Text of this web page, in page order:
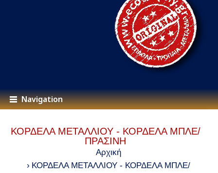
Navigation
ΚΟΡΔΕΛΑ ΜΕΤΑΛΛΙΟΥ - ΚΟΡΔΕΛΑ ΜΠΛΕ/
ΠΡΑΣΙΝΗ
Αρχική
ΚΟΡΔΕΛΑ ΜΕΤΑΛΛΙΟΥ - ΚΟΡΔΕΛΑ ΜΠΛΕ/